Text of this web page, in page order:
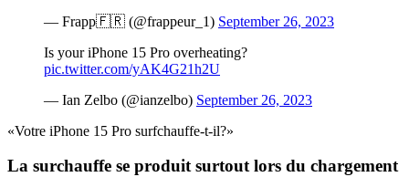
— Frapp🇫🇷 (@frappeur_1) September 26, 2023
Is your iPhone 15 Pro overheating?
pic.twitter.com/yAK4G21h2U
— Ian Zelbo (@ianzelbo) September 26, 2023
«Votre iPhone 15 Pro surfchauffe-t-il?»
La surchauffe se produit surtout lors du chargement